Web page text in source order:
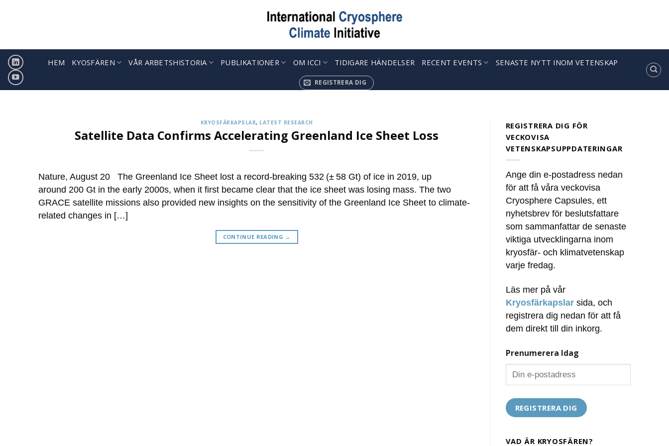
HEM KYOSFÄREN VÅR ARBETSHISTORIA PUBLIKATIONER OM ICCI TIDIGARE HÄNDELSER RECENT EVENTS SENASTE NYTT INOM VETENSKAP
REGISTRERA DIG
Sign up to Receive our Weekly ‘Cryosphere Capsules’
CONTINUE READING
KRYOSFÄRKAPSLAR, LATEST RESEARCH
Satellite Data Confirms Accelerating Greenland Ice Sheet Loss
Nature, August 20 The Greenland Ice Sheet lost a record-breaking 532 (± 58 Gt) of ice in 2019, up
around 200 Gt in the early 2000s, when it first became clear that the ice sheet was losing mass. The two
GRACE satellite missions also provided new insights on the sensitivity of the Greenland Ice Sheet to climate-
related changes in […]
CONTINUE READING →
REGISTRERA DIG FÖR
VECKOVISA
VETENSKAPSUPPDATERINGAR
Ange din e-postadress nedan
för att få våra veckovisa
Cryosphere Capsules, ett
nyhetsbrev för beslutsfattare
som sammanfattar de senaste
viktiga utvecklingarna inom
kryosfär- och klimatvetenskap
varje fredag.
Läs mer på vår
Kryosfärkapslarsida, och
registrera dig nedan för att få
dem direkt till din inkorg.
Prenumerera Idag
VAD ÄR KRYOSFÄREN?